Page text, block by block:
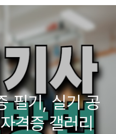
필기, 실기 공
격증 갤러리